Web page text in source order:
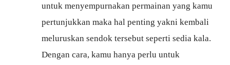
untuk menyempurnakan permainan yang kamu
pertunjukkan maka hal penting yakni kembali
meluruskan sendok tersebut seperti sedia kala.
Dengan cara, kamu hanya perlu untuk